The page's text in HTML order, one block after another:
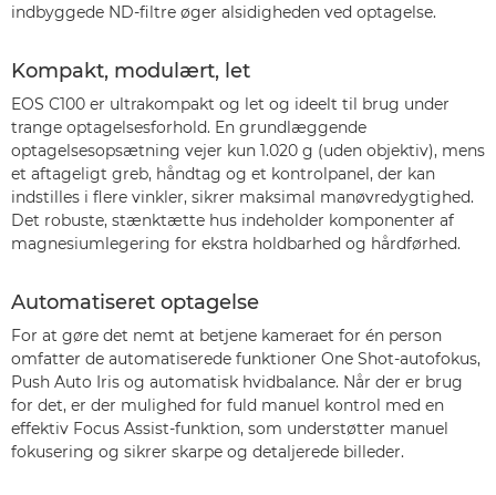
indbyggede ND-filtre øger alsidigheden ved optagelse.
Kompakt, modulært, let
EOS C100 er ultrakompakt og let og ideelt til brug under
trange optagelsesforhold. En grundlæggende
optagelsesopsætning vejer kun 1.020 g (uden objektiv), mens
et aftageligt greb, håndtag og et kontrolpanel, der kan
indstilles i flere vinkler, sikrer maksimal manøvredygtighed.
Det robuste, stænktætte hus indeholder komponenter af
magnesiumlegering for ekstra holdbarhed og hårdførhed.
Automatiseret optagelse
For at gøre det nemt at betjene kameraet for én person
omfatter de automatiserede funktioner One Shot-autofokus,
Push Auto Iris og automatisk hvidbalance. Når der er brug
for det, er der mulighed for fuld manuel kontrol med en
effektiv Focus Assist-funktion, som understøtter manuel
fokusering og sikrer skarpe og detaljerede billeder.